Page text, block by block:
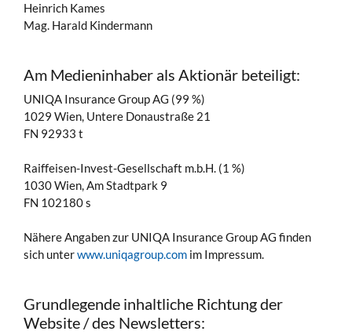
Heinrich Kames
Mag. Harald Kindermann
Am Medieninhaber als Aktionär beteiligt:
UNIQA Insurance Group AG (99 %)
1029 Wien, Untere Donaustraße 21
FN 92933 t
Raiffeisen-Invest-Gesellschaft m.b.H. (1 %)
1030 Wien, Am Stadtpark 9
FN 102180 s
Nähere Angaben zur UNIQA Insurance Group AG finden
sich unterwww.uniqagroup.com im Impressum.
Grundlegende inhaltliche Richtung der
Website / des Newsletters: